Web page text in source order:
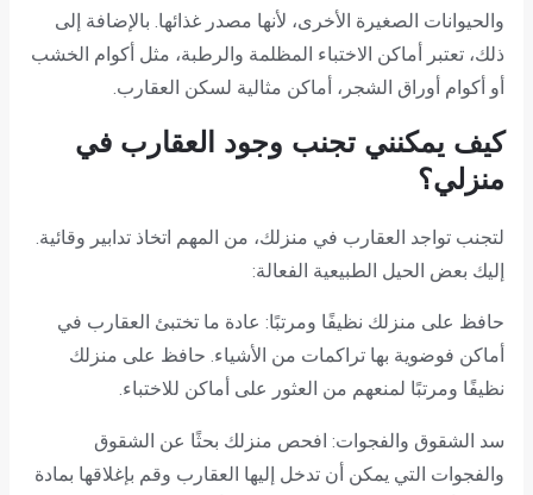
والحيوانات الصغيرة الأخرى، لأنها مصدر غذائها. بالإضافة إلى
ذلك، تعتبر أماكن الاختباء المظلمة والرطبة، مثل أكوام الخشب
أو أكوام أوراق الشجر، أماكن مثالية لسكن العقارب.
كيف يمكنني تجنب وجود العقارب في
منزلي؟
لتجنب تواجد العقارب في منزلك، من المهم اتخاذ تدابير وقائية.
إليك بعض الحيل الطبيعية الفعالة:
حافظ على منزلك نظيفًا ومرتبًا: عادة ما تختبئ العقارب في
أماكن فوضوية بها تراكمات من الأشياء. حافظ على منزلك
نظيفًا ومرتبًا لمنعهم من العثور على أماكن للاختباء.
سد الشقوق والفجوات: افحص منزلك بحثًا عن الشقوق
والفجوات التي يمكن أن تدخل إليها العقارب وقم بإغلاقها بمادة